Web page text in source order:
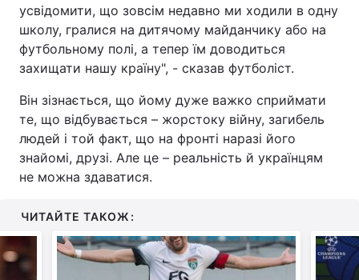
усвідомити, що зовсім недавно ми ходили в одну
школу, гралися на дитячому майданчику або на
футбольному полі, а тепер їм доводиться
захищати нашу країну", - сказав футболіст.
Він зізнається, що йому дуже важко сприймати
те, що відбувається – жорстоку війну, загибель
людей і той факт, що на фронті наразі його
знайомі, друзі. Але це – реальність й українцям
не можна здаватися.
ЧИТАЙТЕ ТАКОЖ: